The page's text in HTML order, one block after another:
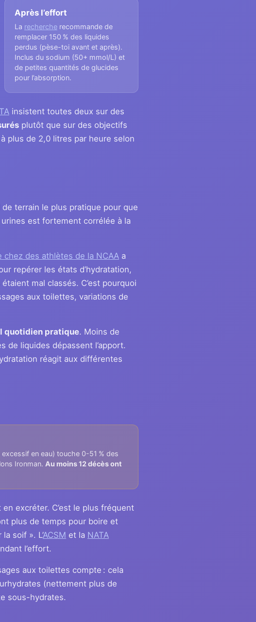
Après l’effort
La recherche recommande de
remplacer 150 % des liquides
perdus (pèse-toi avant et après).
Inclus du sodium (50+ mmol/L) et
de petites quantités de glucides
pour l’absorption.
insistent toutes deux sur des
plutôt que sur des objectifs
plus de 2,0 litres par heure selon
de terrain le plus pratique pour que
est fortement corrélée à la
chez des athlètes de la NCAA a
repérer les états d’hydratation,
mal classés. C’est pourquoi
aux toilettes, variations de
quotidien pratique. Moins de
de liquides dépassent l’apport.
réagit aux différentes
en eau) touche 0-51 % des
Ironman. Au moins 12 décès ont
excréter. C’est le plus fréquent
plus de temps pour boire et
soif ». L’ACSM et la NATA
l’effort.
aux toilettes compte : cela
(nettement plus de
sous-hydrates.